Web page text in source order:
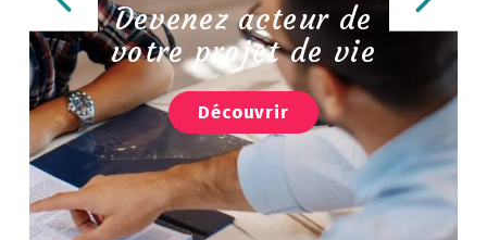
Devenez acteur de
votre projet de vie
Découvrir